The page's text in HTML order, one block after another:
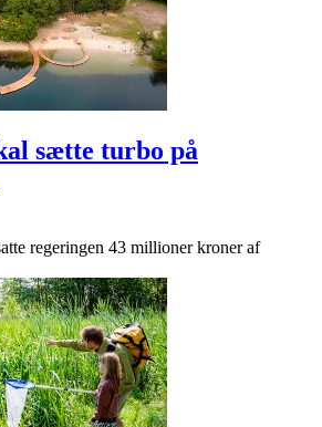
sætte turbo på
regeringen 43 millioner kroner af